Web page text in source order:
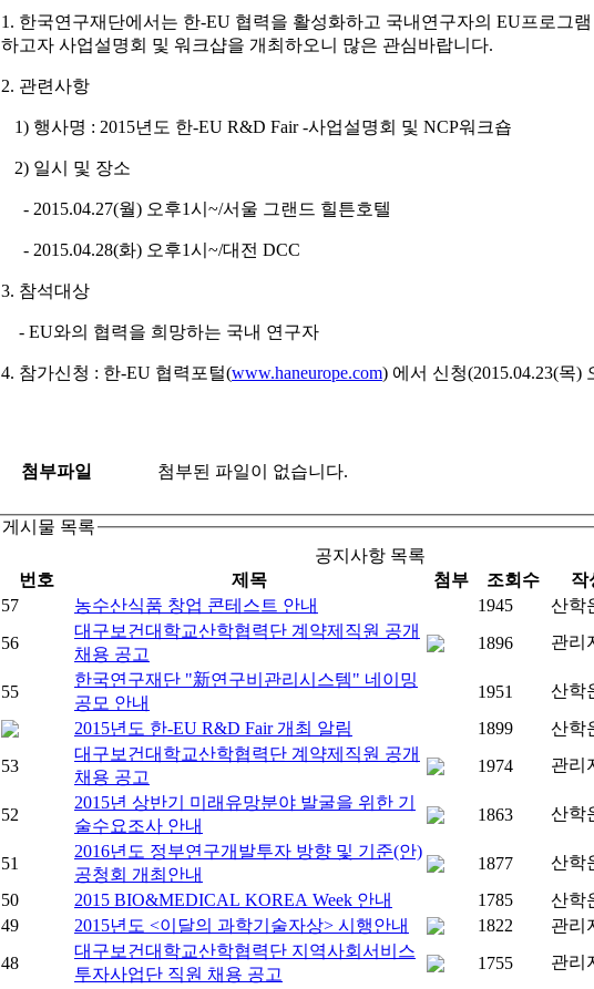
1. 한국연구재단에서는 한-EU 협력을 활성화하고 국내연구자의 EU프로그
하고자 사업설명회 및 워크샵을 개최하오니 많은 관심바랍니다.
2. 관련사항
1) 행사명 : 2015년도 한-EU R&D Fair -사업설명회 및 NCP워크숍
2) 일시 및 장소
- 2015.04.27(월) 오후1시~/서울 그랜드 힐튼호텔
- 2015.04.28(화) 오후1시~/대전 DCC
3. 참석대상
- EU와의 협력을 희망하는 국내 연구자
4. 참가신청 : 한-EU 협력포털(www.haneurope.com) 에서 신청(2015.04.23(목)
첨부파일 첨부된 파일이 없습니다.
게시물 목록
공지사항 목록
번호
제목 첨부 조회수 작
57
농수산식품 창업 콘테스트 안내 1945 산학
56
대구보건대학교산학협력단 계약제직원 공개
채용 공고
1896 관리
55
한국연구재단 "新연구비관리시스템" 네이밍
공모 안내
1951 산학
2015년도 한-EU R&D Fair 개최 알림
1899 산학
53
대구보건대학교산학협력단 계약제직원 공개
채용 공고
1974 관리
52
2015년 상반기 미래유망분야 발굴을 위한 기
술수요조사 안내
1863 산학
51
2016년도 정부연구개발투자 방향 및 기준(안)
공청회 개최안내
1877 산학
50
2015 BIO&MEDICAL KOREA Week 안내 1785 산학
49
2015년도 <이달의 과학기술자상> 시행안내 1822 관리
48
대구보건대학교산학협력단 지역사회서비스
투자사업단 직원 채용 공고
1755 관리